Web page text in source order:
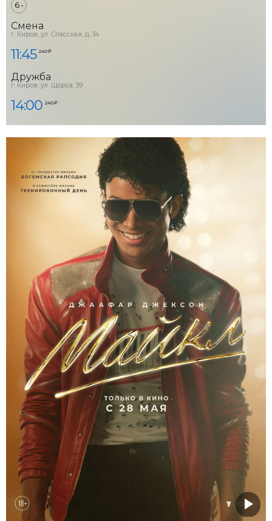
6+
Смена
г. Киров, ул. Спасская, д. 34
11:45 240 ₽
Дружба
г. Киров, ул. Щорса, 39
14:00 240 ₽